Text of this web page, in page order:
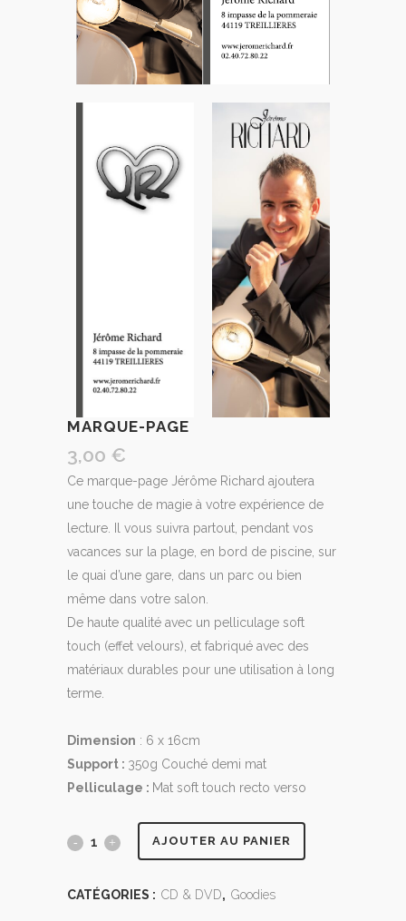
MARQUE-PAGE
3,00 €
Ce marque-page Jérôme Richard ajoutera
une touche de magie à votre expérience de
lecture. Il vous suivra partout, pendant vos
vacances sur la plage, en bord de piscine, sur
le quai d’une gare, dans un parc ou bien
même dans votre salon.
De haute qualité avec un pelliculage soft
touch (effet velours), et fabriqué avec des
matériaux durables pour une utilisation à long
terme.
Dimension : 6 x 16cm
Support : 350g Couché demi mat
Pelliculage : Mat soft touch recto verso
AJOUTER AU PANIER
CATÉGORIES : CD & DVD, Goodies